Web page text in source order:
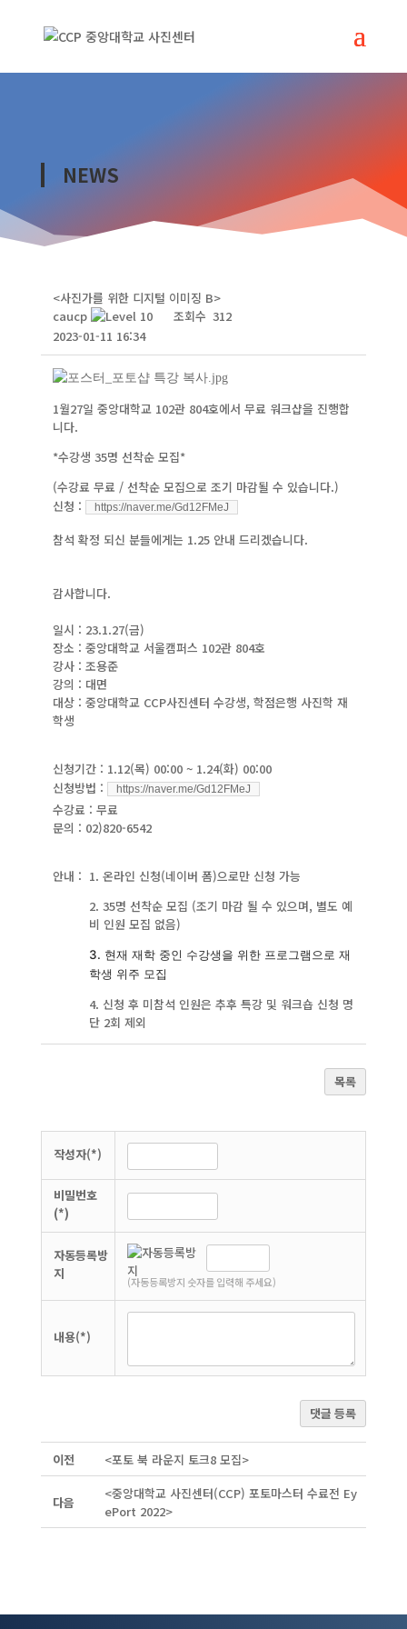
NEWS
<사진가를 위한 디지털 이미징 B>
caucp
조회수 312
2023-01-11 16:34
1월27일 중앙대학교 102관 804호에서 무료 워크샵을 진행합
니다.
*수강생 35명 선착순 모집*
(수강료 무료 / 선착순 모집으로 조기 마감될 수 있습니다.)
신청 :
https://naver.me/Gd12FMeJ
참석 확정 되신 분들에게는 1.25 안내 드리겠습니다.
감사합니다.
일시 : 23.1.27(금)
장소 : 중앙대학교 서울캠퍼스 102관 804호
강사 : 조용준
강의 : 대면
대상 : 중앙대학교 CCP사진센터 수강생, 학점은행 사진학 재
학생
신청기간 : 1.12(목) 00:00 ~ 1.24(화) 00:00
신청방법 :
https://naver.me/Gd12FMeJ
수강료 : 무료
문의 : 02)820-6542
안내 : 1. 온라인 신청(네이버 폼)으로만 신청 가능
2. 35명 선착순 모집 (조기 마감 될 수 있으며, 별도 예
비 인원 모집 없음)
3. 현재 재학 중인 수강생을 위한 프로그램으로 재
학생 위주 모집
4. 신청 후 미참석 인원은 추후 특강 및 워크숍 신청 명
단 2회 제외
목록
작성자(*)
비밀번호
(*)
자동등록방
지
(자동등록방지 숫자를 입력해 주세요)
내용(*)
댓글 등록
이전 <포토 북 라운지 토크8 모집>
다음
<중앙대학교 사진센터(CCP) 포토마스터 수료전 Ey
ePort 2022>